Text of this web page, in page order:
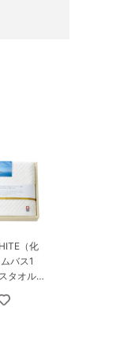
（化
バス1
タオル1